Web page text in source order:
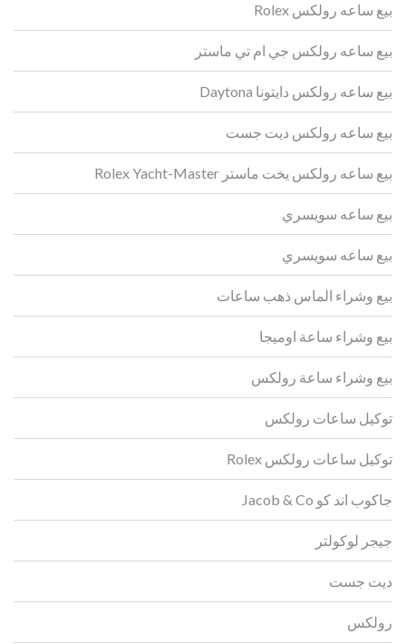
بيع ساعه رولكس Rolex
بيع ساعه رولكس جي ام تي ماستر
بيع ساعه رولكس دايتونا Daytona
بيع ساعه رولكس ديت جست
بيع ساعه رولكس يخت ماستر Rolex Yacht-Master
بيع ساعه سويسري
بيع ساعه سويسري
بيع وشراء الماس ذهب ساعات
بيع وشراء ساعة اوميجا
بيع وشراء ساعة رولكس
توكيل ساعات رولكس
توكيل ساعات رولكس Rolex
جاكوب اند كو Jacob & Co
جيجر لوكولتر
ديت جست
رولكس